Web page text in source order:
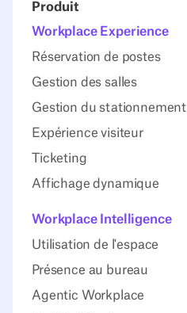
Produit
Workplace Experience
Réservation de postes
Gestion des salles
Gestion du stationnement
Expérience visiteur
Ticketing
Affichage dynamique
Workplace Intelligence
Utilisation de l'espace
Présence au bureau
Agentic Workplace